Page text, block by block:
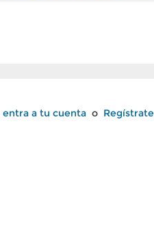
entra a tu cuenta o Regístrate